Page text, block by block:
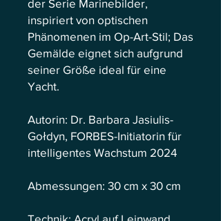
der Serie Marinebilder,
inspiriert von optischen
Phänomenen im Op-Art-Stil; Das
Gemälde eignet sich aufgrund
seiner Größe ideal für eine
Yacht.
Autorin: Dr. Barbara Jasiulis-
Gołdyn, FORBES-Initiatorin für
intelligentes Wachstum 2024
Abmessungen: 30 cm x 30 cm